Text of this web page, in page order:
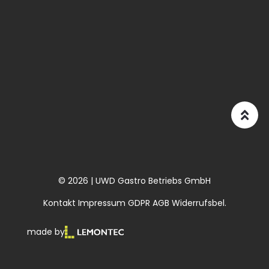
© 2026 | UWD Gastro Betriebs GmbH
Kontakt Impressum GDPR AGB Widerrufsbel.
made by